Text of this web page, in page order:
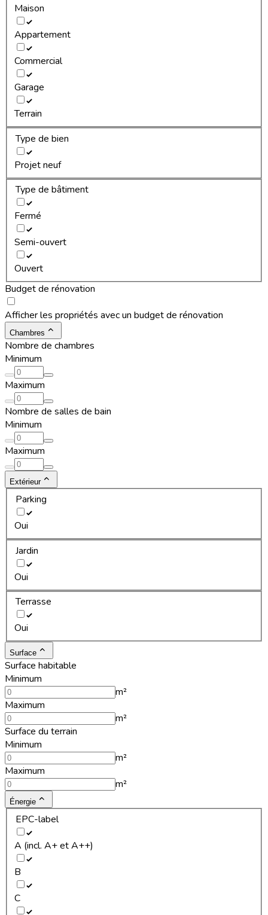
Maison
Appartement
Commercial
Garage
Terrain
Type de bien
Projet neuf
Type de bâtiment
Fermé
Semi-ouvert
Ouvert
Budget de rénovation
Afficher les propriétés avec un budget de rénovation
Chambres
Nombre de chambres
Minimum
Maximum
Nombre de salles de bain
Minimum
Maximum
Extérieur
Parking
Oui
Jardin
Oui
Terrasse
Oui
Surface
Surface habitable
Minimum
m²
Maximum
m²
Surface du terrain
Minimum
m²
Maximum
m²
Énergie
EPC-label
A (incl. A+ et A++)
B
C